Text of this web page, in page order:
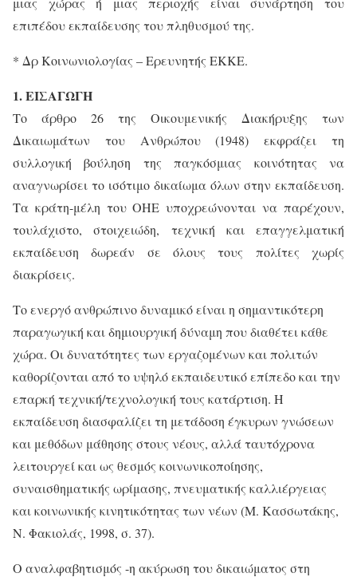
επιπέδου εκπαίδευσης του πληθυσμού της.
* Δρ Κοινωνιολογίας – Ερευνητής ΕΚΚΕ.
1. ΕΙΣΑΓΩΓΗ
Το άρθρο 26 της Οικουμενικής Διακήρυξης των
Δικαιωμάτων του Ανθρώπου (1948) εκφράζει τη
συλλογική βούληση της παγκόσμιας κοινότητας να
αναγνωρίσει το ισότιμο δικαίωμα όλων στην εκπαίδευση.
Τα κράτη-μέλη του ΟΗΕ υποχρεώνονται να παρέχουν,
τουλάχιστο, στοιχειώδη, τεχνική και επαγγελματική
εκπαίδευση δωρεάν σε όλους τους πολίτες χωρίς
διακρίσεις.
Το ενεργό ανθρώπινο δυναμικό είναι η σημαντικότερη
παραγωγική και δημιουργική δύναμη που διαθέτει κάθε
χώρα. Οι δυνατότητες των εργαζομένων και πολιτών
καθορίζονται από το υψηλό εκπαιδευτικό επίπεδο και την
επαρκή τεχνική/τεχνολογική τους κατάρτιση. Η
εκπαίδευση διασφαλίζει τη μετάδοση έγκυρων γνώσεων
και μεθόδων μάθησης στους νέους, αλλά ταυτόχρονα
λειτουργεί και ως θεσμός κοινωνικοποίησης,
συναισθηματικής ωρίμασης, πνευματικής καλλιέργειας
και κοινωνικής κινητικότητας των νέων (Μ. Κασσωτάκης,
Ν. Φακιολάς, 1998, σ. 37).
Ο αναλφαβητισμός -η ακύρωση του δικαιώματος στη